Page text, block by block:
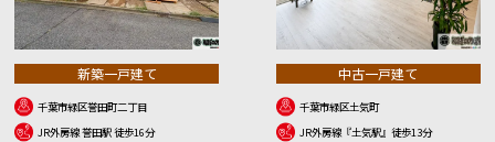
新築一戸建て
千葉市緑区誉田町二丁目
JR外房線 誉田駅 徒歩16分
中古一戸建て
千葉市緑区土気町
JR外房線『土気駅』徒歩13分